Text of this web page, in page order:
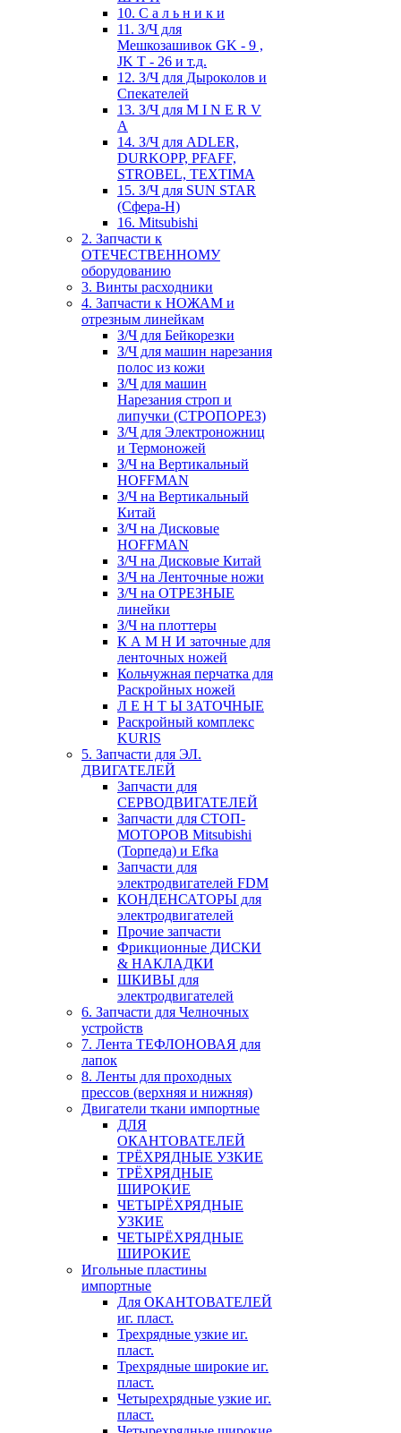
10. С а л ь н и к и
11. З/Ч для
Мешкозашивок GK - 9 ,
JK T - 26 и т.д.
12. З/Ч для Дыроколов и
Спекателей
13. З/Ч для M I N E R V
A
14. З/Ч для ADLER,
DURKOPP, PFAFF,
STROBEL, TEXTIMA
15. З/Ч для SUN STAR
(Сфера-Н)
16. Mitsubishi
2. Запчасти к
ОТЕЧЕСТВЕННОМУ
оборудованию
3. Винты расходники
4. Запчасти к НОЖАМ и
отрезным линейкам
З/Ч для Бейкорезки
З/Ч для машин нарезания
полос из кожи
З/Ч для машин
Нарезания строп и
липучки (СТРОПОРЕЗ)
З/Ч для Электроножниц
и Термоножей
З/Ч на Вертикальный
HOFFMAN
З/Ч на Вертикальный
Китай
З/Ч на Дисковые
HOFFMAN
З/Ч на Дисковые Китай
З/Ч на Ленточные ножи
З/Ч на ОТРЕЗНЫЕ
линейки
З/Ч на плоттеры
К А М Н И заточные для
ленточных ножей
Кольчужная перчатка для
Раскройных ножей
Л Е Н Т Ы ЗАТОЧНЫЕ
Раскройный комплекс
KURIS
5. Запчасти для ЭЛ.
ДВИГАТЕЛЕЙ
Запчасти для
СЕРВОДВИГАТЕЛЕЙ
Запчасти для СТОП-
МОТОРОВ Mitsubishi
(Торпеда) и Efka
Запчасти для
электродвигателей FDM
КОНДЕНСАТОРЫ для
электродвигателей
Прочие запчасти
Фрикционные ДИСКИ
& НАКЛАДКИ
ШКИВЫ для
электродвигателей
6. Запчасти для Челночных
устройств
7. Лента ТЕФЛОНОВАЯ для
лапок
8. Ленты для проходных
прессов (верхняя и нижняя)
Двигатели ткани импортные
ДЛЯ
ОКАНТОВАТЕЛЕЙ
ТРЁХРЯДНЫЕ УЗКИЕ
ТРЁХРЯДНЫЕ
ШИРОКИЕ
ЧЕТЫРЁХРЯДНЫЕ
УЗКИЕ
ЧЕТЫРЁХРЯДНЫЕ
ШИРОКИЕ
Игольные пластины
импортные
Для ОКАНТОВАТЕЛЕЙ
иг. пласт.
Трехрядные узкие иг.
пласт.
Трехрядные широкие иг.
пласт.
Четырехрядные узкие иг.
пласт.